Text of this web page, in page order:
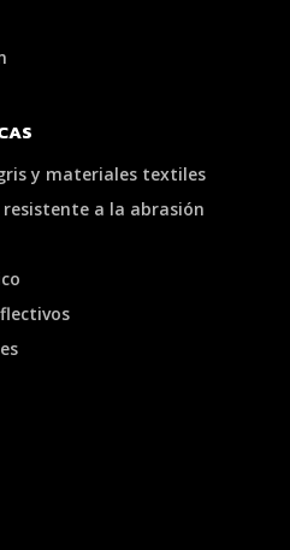
y materiales textiles
a la abrasión